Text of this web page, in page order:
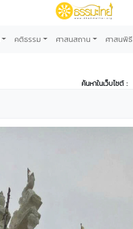
คติธรรม ศาสนสถาน ศาสนพิธี
ค้นหาในเว็บไซต์ :